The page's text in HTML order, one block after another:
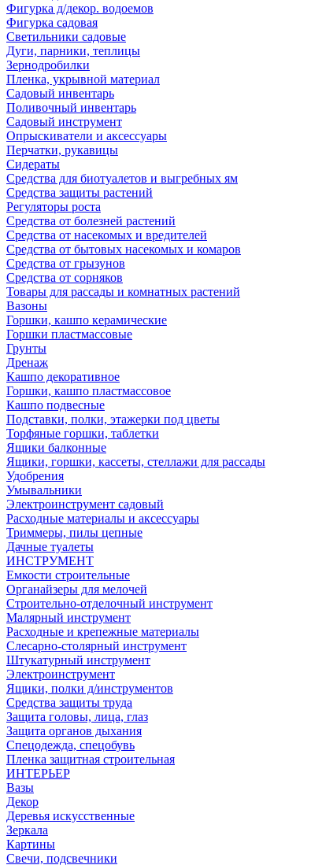
Фигурка д/декор. водоемов
Фигурка садовая
Светильники садовые
Дуги, парники, теплицы
Зернодробилки
Пленка, укрывной материал
Садовый инвентарь
Поливочный инвентарь
Садовый инструмент
Опрыскиватели и аксессуары
Перчатки, рукавицы
Сидераты
Средства для биотуалетов и выгребных ям
Средства защиты растений
Регуляторы роста
Средства от болезней растений
Средства от насекомых и вредителей
Средства от бытовых насекомых и комаров
Средства от грызунов
Средства от сорняков
Товары для рассады и комнатных растений
Вазоны
Горшки, кашпо керамические
Горшки пластмассовые
Грунты
Дренаж
Кашпо декоративное
Горшки, кашпо пластмассовое
Кашпо подвесные
Подставки, полки, этажерки под цветы
Торфяные горшки, таблетки
Ящики балконные
Ящики, горшки, кассеты, стеллажи для рассады
Удобрения
Умывальники
Электроинструмент садовый
Расходные материалы и аксессуары
Триммеры, пилы цепные
Дачные туалеты
ИНСТРУМЕНТ
Емкости строительные
Органайзеры для мелочей
Строительно-отделочный инструмент
Малярный инструмент
Расходные и крепежные материалы
Слесарно-столярный инструмент
Штукатурный инструмент
Электроинструмент
Ящики, полки д/инструментов
Средства защиты труда
Защита головы, лица, глаз
Защита органов дыхания
Спецодежда, спецобувь
Пленка защитная строительная
ИНТЕРЬЕР
Вазы
Декор
Деревья искусственные
Зеркала
Картины
Свечи, подсвечники